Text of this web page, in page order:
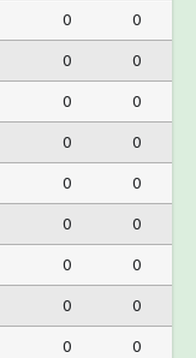
0
0
0
0
0
0
0
0
0
0
0
0
0
0
0
0
0
0